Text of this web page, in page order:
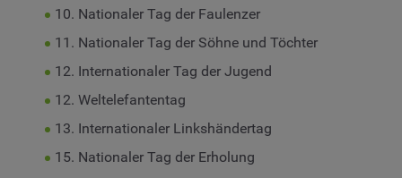
10. Nationaler Tag der Faulenzer
11. Nationaler Tag der Söhne und Töchter
12. Internationaler Tag der Jugend
12. Weltelefantentag
13. Internationaler Linkshändertag
15. Nationaler Tag der Erholung